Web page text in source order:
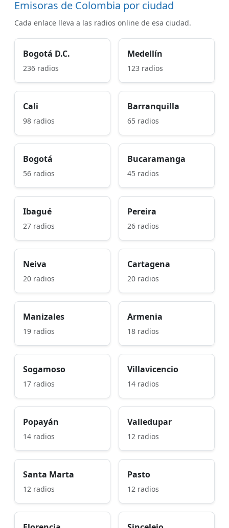
Emisoras de Colombia por ciudad
Cada enlace lleva a las radios online de esa ciudad.
Bogotá D.C.
236 radios
Medellín
123 radios
Cali
98 radios
Barranquilla
65 radios
Bogotá
56 radios
Bucaramanga
45 radios
Ibagué
27 radios
Pereira
26 radios
Neiva
20 radios
Cartagena
20 radios
Manizales
19 radios
Armenia
18 radios
Sogamoso
17 radios
Villavicencio
14 radios
Popayán
14 radios
Valledupar
12 radios
Santa Marta
12 radios
Pasto
12 radios